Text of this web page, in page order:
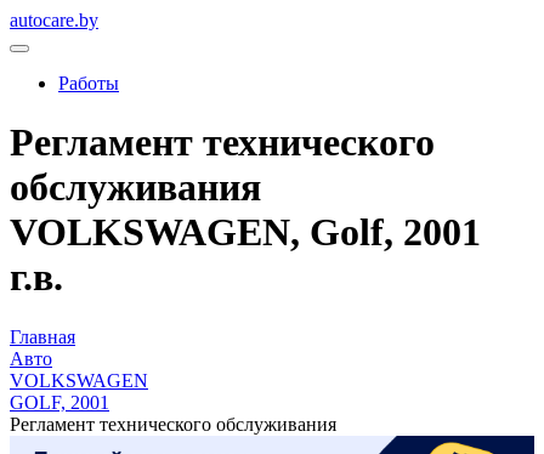
autocare.by
Работы
Регламент технического
обслуживания
VOLKSWAGEN, Golf, 2001
г.в.
Главная
Авто
VOLKSWAGEN
GOLF, 2001
Регламент технического обслуживания